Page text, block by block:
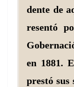
dente de
re­sen­tó
en 1881.
prestó